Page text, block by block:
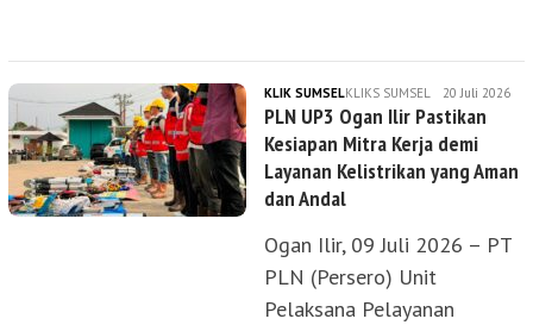
KLIK SUMSELKLIKS SUMSEL 20 Juli 2026
PLN UP3 Ogan Ilir Pastikan
Kesiapan Mitra Kerja demi
Layanan Kelistrikan yang Aman
dan Andal
Ogan Ilir, 09 Juli 2026 – PT
PLN (Persero) Unit
Pelaksana Pelayanan